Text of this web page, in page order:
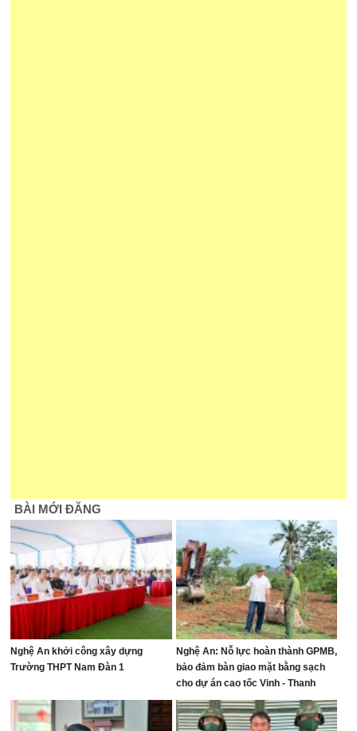
BÀI MỚI ĐĂNG
Nghệ An khởi công xây dựng
Trường THPT Nam Đàn 1
Nghệ An: Nỗ lực hoàn thành GPMB,
bảo đảm bàn giao mặt bằng sạch
cho dự án cao tốc Vinh - Thanh
Thủy